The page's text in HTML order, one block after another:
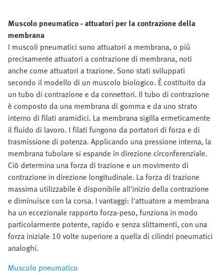
Muscolo pneumatico - attuatori per la contrazione della
membrana
I muscoli pneumatici sono attuatori a membrana, o più
precisamente attuatori a contrazione di membrana, noti
anche come attuatori a trazione. Sono stati sviluppati
secondo il modello di un muscolo biologico. È costituito da
un tubo di contrazione e da connettori. Il tubo di contrazione
è composto da una membrana di gomma e da uno strato
interno di filati aramidici. La membrana sigilla ermeticamente
il fluido di lavoro. I filati fungono da portatori di forza e di
trasmissione di potenza. Applicando una pressione interna, la
membrana tubolare si espande in direzione circonferenziale.
Ciò determina una forza di trazione e un movimento di
contrazione in direzione longitudinale. La forza di trazione
massima utilizzabile è disponibile all'inizio della contrazione
e diminuisce con la corsa. I vantaggi: l'attuatore a membrana
ha un eccezionale rapporto forza-peso, funziona in modo
particolarmente potente, rapido e senza slittamenti, con una
forza iniziale 10 volte superiore a quella di cilindri pneumatici
analoghi.
Muscolo pneumatico